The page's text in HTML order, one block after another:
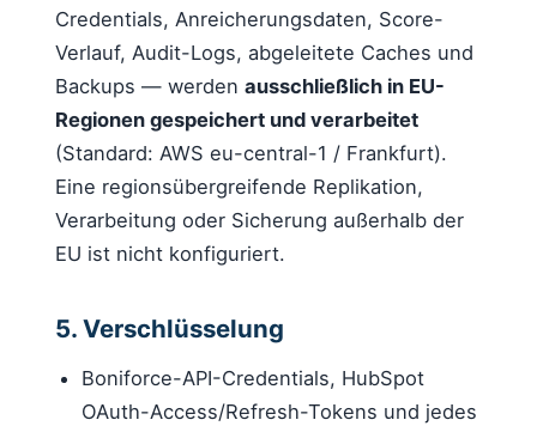
Credentials, Anreicherungsdaten, Score-
Verlauf, Audit-Logs, abgeleitete Caches und
Backups — werdenausschließlich in EU-
Regionen gespeichert und verarbeitet
(Standard: AWS eu-central-1 / Frankfurt).
Eine regionsübergreifende Replikation,
Verarbeitung oder Sicherung außerhalb der
EU ist nicht konfiguriert.
5. Verschlüsselung
Boniforce-API-Credentials, HubSpot
OAuth-Access/Refresh-Tokens und jedes